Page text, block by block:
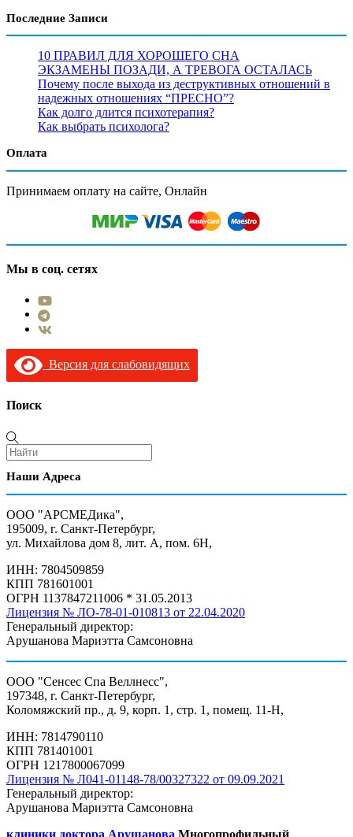
Последние Записи
10 ПРАВИЛ ДЛЯ ХОРОШЕГО СНА
ЭКЗАМЕНЫ ПОЗАДИ, А ТРЕВОГА ОСТАЛАСЬ
Почему после выхода из деструктивных отношений в
надежных отношениях “ПРЕСНО”?
Как долго длится психотерапия?
Как выбрать психолога?
Оплата
Принимаем оплату на сайте, Онлайн
Мы в соц. сетях
Версия для слабовидящих
Поиск
Наши Адреса
ООО "АРСМЕДика",
195009, г. Санкт-Петербург,
ул. Михайлова дом 8, лит. А, пом. 6Н,
ИНН: 7804509859
КПП 781601001
ОГРН 1137847211006 * 31.05.2013
Лицензия № ЛО-78-01-010813 от 22.04.2020
Генеральный директор:
Арушанова Мариэтта Самсоновна
ООО "Сенсес Спа Веллнесс",
197348, г. Санкт-Петербург,
Коломяжский пр., д. 9, корп. 1, стр. 1, помещ. 11-Н,
ИНН: 7814790110
КПП 781401001
ОГРН 1217800067099
Лицензия № Л041-01148-78/00327322 от 09.09.2021
Генеральный директор:
Арушанова Мариэтта Самсоновна
клиники доктора Арушанова Многопрофильный